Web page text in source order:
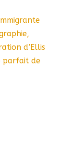
d’Ellis
parfait de